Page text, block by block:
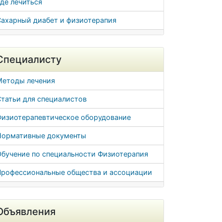
лечиться
диабет и физиотерапия
лечения
для специалистов
оборудование
документы
по специальности Физиотерапия
общества и ассоциации